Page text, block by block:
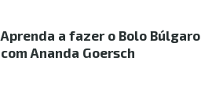
Aprenda a fazer o Bolo Búlgaro
com Ananda Goersch